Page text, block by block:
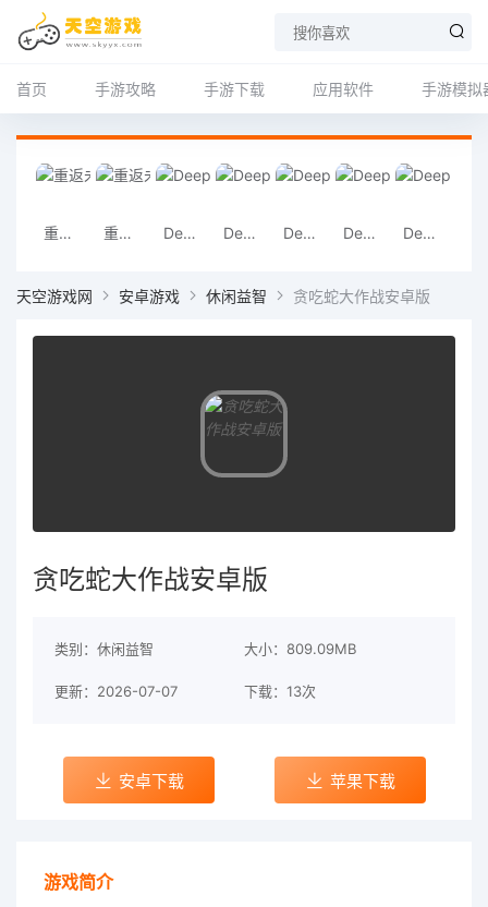
首页 手游攻略 手游下载 应用软件 手游模拟
重返未来1999官方正版 重返未来1999官方版下载 DeepSeek正版APP DeepSeek官方 DeepSeek正版 DeepSeek最新 DeepSeek最新版
天空游戏网 安卓游戏 休闲益智 贪吃蛇大作战安卓版
贪吃蛇大作战安卓版
类别：休闲益智 大小：809.09MB
更新：2026-07-07 下载：13次
安卓下载 苹果下载
游戏简介